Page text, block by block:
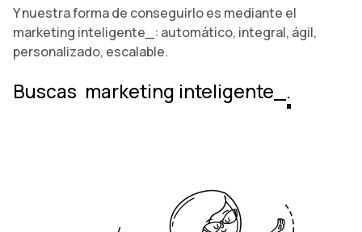
Y nuestra forma de conseguirlo es mediante el
marketing inteligente_: automático, integral, ágil,
personalizado, escalable.
Buscas y nos has encontrado.